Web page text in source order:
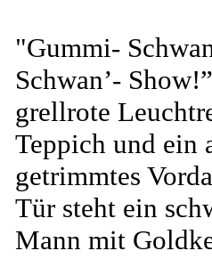
"Gummi-
Schwan’-
grellrote
Teppich und ein
getrimmtes
Tür steht ein
Mann mit